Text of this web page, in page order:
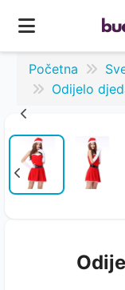
Početna
Odijelo